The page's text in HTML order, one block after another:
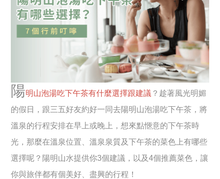
陽明山泡湯吃下午茶有什麼選擇跟建議 ？趁著風光明媚
的假日，跟三五好友約好一同去陽明山泡湯吃下午茶，將
溫泉的行程安排在早上或晚上，想來點愜意的下午茶時
光，那麼在溫泉位置、溫泉泉質及下午茶的菜色上有哪些
選擇呢？陽明山水提供你3個建議，以及4個推薦菜色，讓
你與旅伴都有個美好、盡興的行程！